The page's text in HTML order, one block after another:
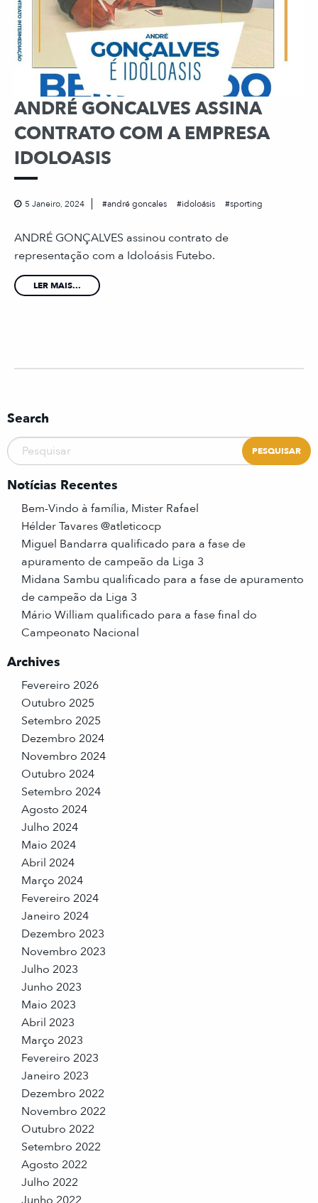
ANDRÉ GONCALVES ASSINA
CONTRATO COM A EMPRESA
IDOLOASIS
5 Janeiro, 2024 andré goncales idoloásis sporting
ANDRÉ GONÇALVES assinou contrato de
representação com a Idoloásis Futebo.
LER MAIS...
Search
Notícias Recentes
Bem-Vindo à família, Mister Rafael
Hélder Tavares @atleticocp
Miguel Bandarra qualificado para a fase de
apuramento de campeão da Liga 3
Midana Sambu qualificado para a fase de apuramento
de campeão da Liga 3
Mário William qualificado para a fase final do
Campeonato Nacional
Archives
Fevereiro 2026
Outubro 2025
Setembro 2025
Dezembro 2024
Novembro 2024
Outubro 2024
Setembro 2024
Agosto 2024
Julho 2024
Maio 2024
Abril 2024
Março 2024
Fevereiro 2024
Janeiro 2024
Dezembro 2023
Novembro 2023
Julho 2023
Junho 2023
Maio 2023
Abril 2023
Março 2023
Fevereiro 2023
Janeiro 2023
Dezembro 2022
Novembro 2022
Outubro 2022
Setembro 2022
Agosto 2022
Julho 2022